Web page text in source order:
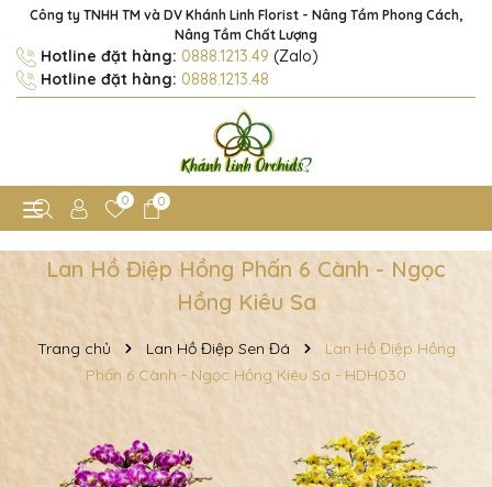
Công ty TNHH TM và DV Khánh Linh Florist - Nâng Tầm Phong Cách,
Nâng Tầm Chất Lượng
Hotline đặt hàng: 0888.1213.49 (Zalo)
Hotline đặt hàng: 0888.1213.48
0 0
Lan Hồ Điệp Hồng Phấn 6 Cành - Ngọc
Hồng Kiêu Sa
Trang chủ Lan Hồ Điệp Sen Đá
Lan Hồ Điệp Hồng
Phấn 6 Cành - Ngọc Hồng Kiêu Sa - HDH030